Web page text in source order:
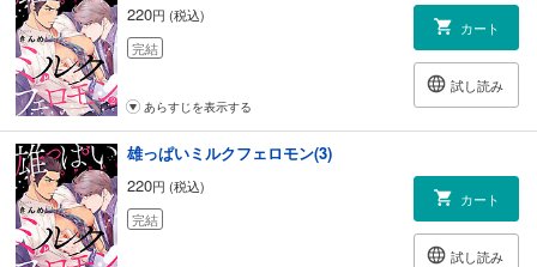
220円 (税込)
完結
カート
試し読み
あらすじを表示する
雄っぱいミルクフェロモン(3)
220円 (税込)
完結
カート
試し読み